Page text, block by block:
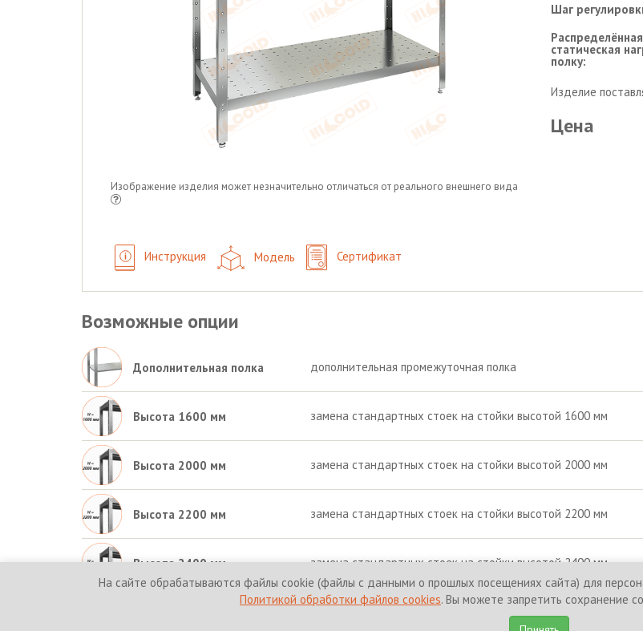
Изображение изделия может незначительно отличаться от реального внешнего вида
Инструкция Модель Сертификат
Шаг
Распределённая
статическая
полку:
Изделие
Цена
Возможные опции
Дополнительная полка дополнительная промежуточная полка
Высота 1600 мм замена стандартных стоек на стойки высотой 1600 мм
Высота 2000 мм замена стандартных стоек на стойки высотой 2000 мм
Высота 2200 мм замена стандартных стоек на стойки высотой 2200 мм
Высота 2400 мм замена стандартных стоек на стойки высотой 2400 мм
Политика
На сайте обрабатываются файлы cookie (файлы с данными о прошлых посещениях сайта) для
Политикой обработки файлов cookies. Вы можете запретить сохранение